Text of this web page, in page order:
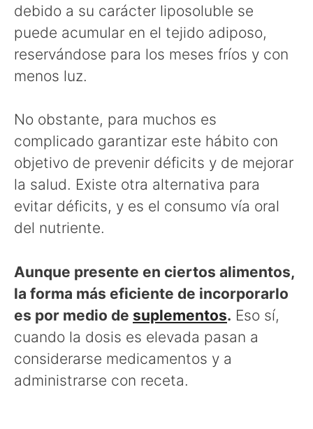
debido a su carácter liposoluble se
puede acumular en el tejido adiposo,
reservándose para los meses fríos y con
menos luz.
No obstante, para muchos es
complicado garantizar este hábito con
objetivo de prevenir déficits y de mejorar
la salud. Existe otra alternativa para
evitar déficits, y es el consumo vía oral
del nutriente.
Aunque presente en ciertos alimentos,
la forma más eficiente de incorporarlo
es por medio de suplementos. Eso sí,
cuando la dosis es elevada pasan a
considerarse medicamentos y a
administrarse con receta.